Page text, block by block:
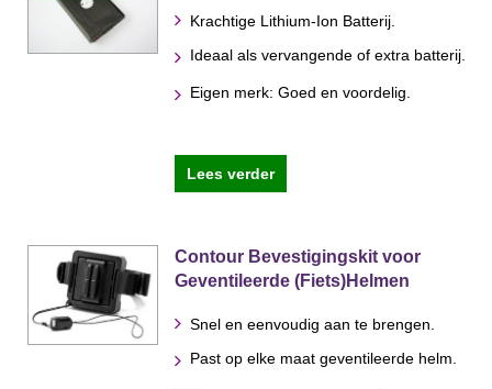
Krachtige Lithium-Ion Batterij.
Ideaal als vervangende of extra batterij.
Eigen merk: Goed en voordelig.
Lees verder
Contour Bevestigingskit voor
Geventileerde (Fiets)Helmen
Snel en eenvoudig aan te brengen.
Past op elke maat geventileerde helm.